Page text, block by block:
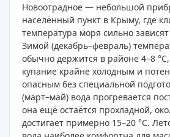
Новоотрадное — небольшой
населённый пункт в Крыму, где
температура моря сильно зависят
Зимой (декабрь–февраль)
обычно держится в районе 4–8
купание крайне холодным и
опасным без специальной
(март–май) вода прогревается
она ещё остаётся прохладной,
достигает примерно 15–20 °C.